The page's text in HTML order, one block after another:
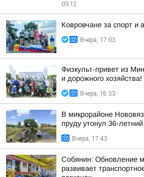
03:12
Ковровчане за спорт и
Вчера, 17:03
Физкульт-привет из
и дорожного хозяйства!
Вчера, 18:33
В микрорайоне
пруду утонул 36-
Вчера, 17:43
Собянин: Обновление
развивает